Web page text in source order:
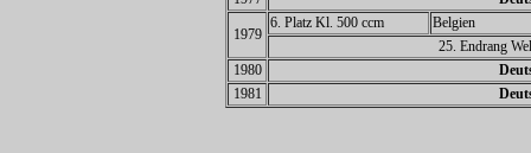
1979
6. Platz Kl. 500 ccm
Belgien
25. Endrang
1980
1981